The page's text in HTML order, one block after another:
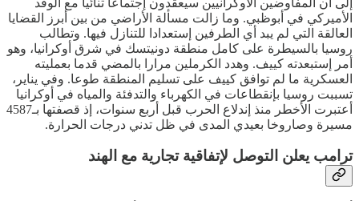
الأميركي في أبوظبي. وما زالت مسألة الأراضي من بين أبرز القضايا
العالقة التي لم يبد أي الطرفين إستعدادا للتنازل فيها. وتطالب
روسيا بالسيطرة على كامل منطقة دونيتسك في شرق أوكرانيا، وهو
أمر إستبعدته كييف. وهدد الكرملين مرارا بالمضي قدما بعمليته
العسكرية ما لم توافق كييف على تسليم المنطقة طوعا. وفي يناير،
تسببت روسيا بإنقطاعات في الكهرباء والتدفئة والمياه في أوكرانيا
أعتبرت الأخطر منذ إندلاع الحرب قبل أربع سنوات، إذ قصفتها بـ4587
مسيرة وصاروخا بعيدي المدى في ظل تدني درجات الحرارة.
ترامب يعلن التوصل لإتفاقية تجارية مع الهند